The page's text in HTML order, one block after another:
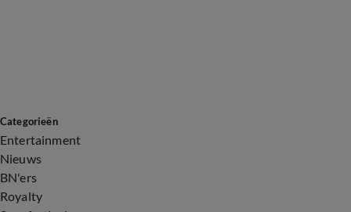
Categorieën
Entertainment
Nieuws
BN'ers
Royalty